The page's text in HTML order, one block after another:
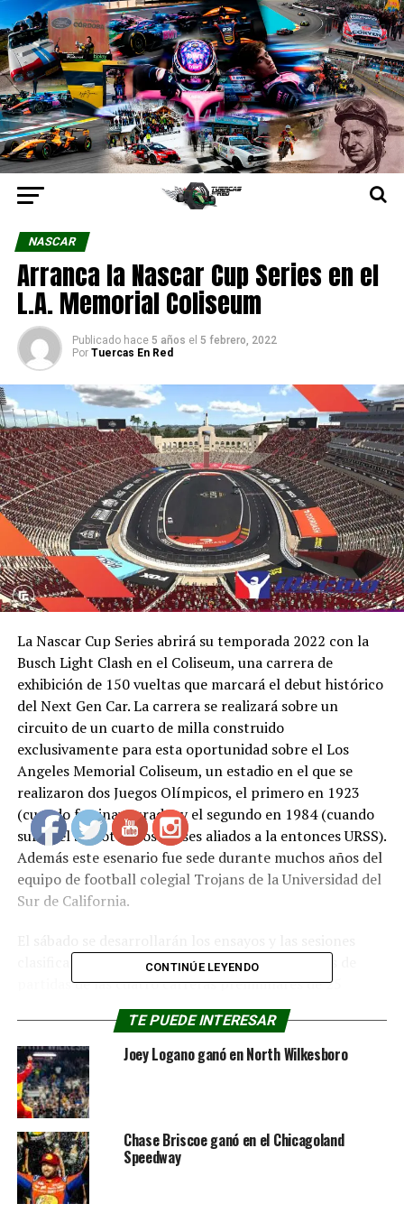
NASCAR
Arranca la Nascar Cup Series en el
L.A. Memorial Coliseum
Publicado hace 5 años el 5 febrero, 2022
Por Tuercas En Red
La Nascar Cup Series abrirá su temporada 2022 con la
Busch Light Clash en el Coliseum, una carrera de
exhibición de 150 vueltas que marcará el debut histórico
del Next Gen Car. La carrera se realizará sobre un
circuito de un cuarto de milla construido
exclusivamente para esta oportunidad sobre el Los
Angeles Memorial Coliseum, un estadio en el que se
realizaron dos Juegos Olímpicos, el primero en 1923
(cuando fue inaugurado) y el segundo en 1984 (cuando
sufrió el boicot de los países aliados a la entonces URSS).
Además este esenario fue sede durante muchos años del
equipo de football colegial Trojans de la Universidad del
Sur de California.
clasificatorias para el ordenamiento de las grillas de
partidas de las cuatro carreras preliminares de 25
vueltas que se disputarán el domingo, con los cuatro
primeros clasificados en cada serie avanzando al evento
principal. Dos sesiones clasificatorias más, de última
oportunidad con 50 vueltas cada una, seguirán a las
eliminatorias para completar la lista de 23 pilotos para
el Clash.
Los tres primeros clasificados en las carreras
clasificatorias de última oportunidad avanzarán también
al evento principal, y el puesto final se otorgará al
CONTINÚE LEYENDO
TE PUEDE INTERESAR
Joey Logano ganó en North Wilkesboro
Chase Briscoe ganó en el Chicagoland
Speedway